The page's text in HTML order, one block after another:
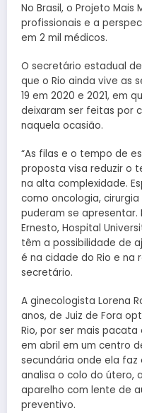
No Brasil, o Projeto Mais
profissionais e a
em 2 mil médicos.
O secretário estadual
que o Rio ainda vive as
19 em 2020 e 2021, em
deixaram ser feitas por
naquela ocasião.
“As filas e o tempo de
proposta visa reduzir o
na alta complexidade.
como oncologia,
puderam se apresentar.
Ernesto, Hospital
têm a possibilidade de
é na cidade do Rio e na
secretário.
A ginecologista Lorena
anos, de Juiz de Fora
Rio, por ser mais
em abril em um centro
secundária onde ela
analisa o colo do útero,
aparelho com lente de
preventivo.